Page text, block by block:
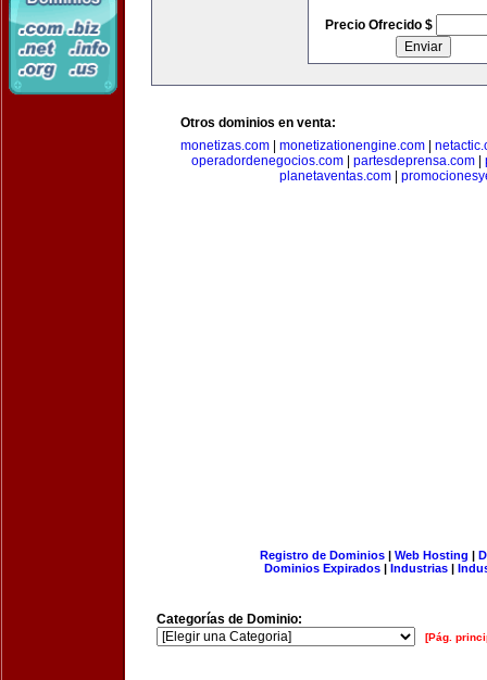
Precio Ofrecido $
Otros dominios en venta:
monetizas.com
monetizationengine.com
operadordenegocios.com
partesdeprensa.com
planetaventas.com
Registro de Dominios| Web Hosting |
Dominios Expirados | Industrias |
Categorías de Dominio:
[Pág.